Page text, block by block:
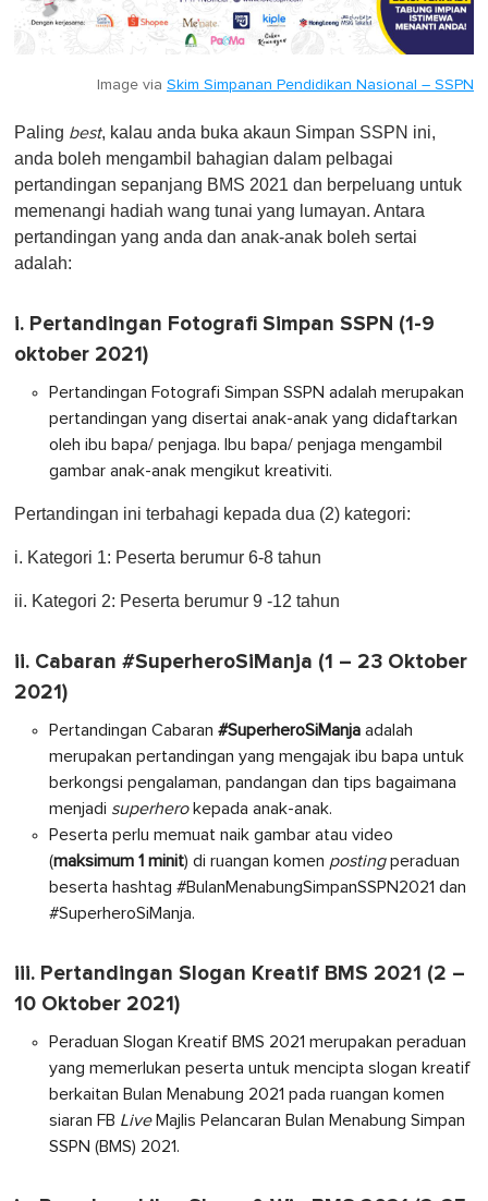
Image via Skim Simpanan Pendidikan Nasional – SSPN
Paling best, kalau anda buka akaun Simpan SSPN ini,
anda boleh mengambil bahagian dalam pelbagai
pertandingan sepanjang BMS 2021 dan berpeluang untuk
memenangi hadiah wang tunai yang lumayan. Antara
pertandingan yang anda dan anak-anak boleh sertai
adalah:
i. Pertandingan Fotografi Simpan SSPN (1-9
oktober 2021)
Pertandingan Fotografi Simpan SSPN adalah merupakan
pertandingan yang disertai anak-anak yang didaftarkan
oleh ibu bapa/ penjaga. Ibu bapa/ penjaga mengambil
gambar anak-anak mengikut kreativiti.
Pertandingan ini terbahagi kepada dua (2) kategori:
i. Kategori 1: Peserta berumur 6-8 tahun
ii. Kategori 2: Peserta berumur 9 -12 tahun
ii. Cabaran #SuperheroSiManja (1 – 23 Oktober
2021)
Pertandingan Cabaran #SuperheroSiManja adalah
merupakan pertandingan yang mengajak ibu bapa untuk
berkongsi pengalaman, pandangan dan tips bagaimana
menjadi superhero kepada anak-anak.
Peserta perlu memuat naik gambar atau video
(maksimum 1 minit) di ruangan komen postingperaduan
beserta hashtag #BulanMenabungSimpanSSPN2021 dan
#SuperheroSiManja.
iii. Pertandingan Slogan Kreatif BMS 2021 (2 –
10 Oktober 2021)
Peraduan Slogan Kreatif BMS 2021 merupakan peraduan
yang memerlukan peserta untuk mencipta slogan kreatif
berkaitan Bulan Menabung 2021 pada ruangan komen
siaran FB Live Majlis Pelancaran Bulan Menabung Simpan
SSPN (BMS) 2021.